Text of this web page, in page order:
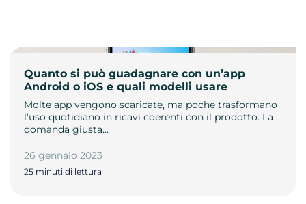
Quanto si può guadagnare con un’app
Android o iOS e quali modelli usare
Molte app vengono scaricate, ma poche trasformano
l’uso quotidiano in ricavi coerenti con il prodotto. La
domanda giusta…
26 gennaio 2023
25 minuti di lettura